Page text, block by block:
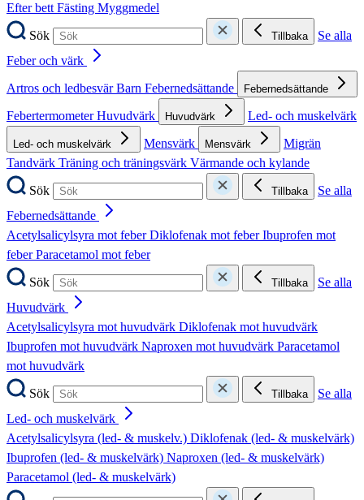
Efter bettFästing Myggmedel
Sök
Tillbaka
Se alla
Feber och värk
Artros och ledbesvärBarn Febernedsättande Febernedsättande
FebertermometerHuvudvärk Huvudvärk Led- och muskelvärk
Led- och muskelvärk Mensvärk Mensvärk
Migrän
Tandvärk Träning och träningsvärk Värmande och kylande
Sök
Tillbaka
Se alla
Febernedsättande
Acetylsalicylsyra mot feberDiklofenak mot feberIbuprofen mot
feberParacetamol mot feber
Sök
Tillbaka
Se alla
Huvudvärk
Acetylsalicylsyra mot huvudvärk Diklofenak mot huvudvärk
Ibuprofen mot huvudvärk Naproxen mot huvudvärk Paracetamol
mot huvudvärk
Sök
Tillbaka
Se alla
Led- och muskelvärk
Acetylsalicylsyra (led- & muskelv.) Diklofenak (led- & muskelvärk)
Ibuprofen (led- & muskelvärk) Naproxen (led- & muskelvärk)
Paracetamol (led- & muskelvärk)